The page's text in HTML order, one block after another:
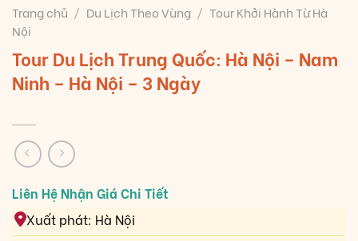
Trang chủ / Du Lịch Theo Vùng / Tour Khởi Hành Từ Hà
Nội
Tour Du Lịch Trung Quốc: Hà Nội – Nam
Ninh – Hà Nội – 3 Ngày
Xuất phát: Hà Nội